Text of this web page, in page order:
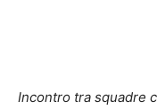
Incontro tra squadre